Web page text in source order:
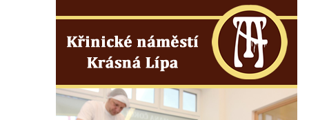
Kaple svatého Vavřince v Mirošovicích
Márnice na hřbitově v Račicích